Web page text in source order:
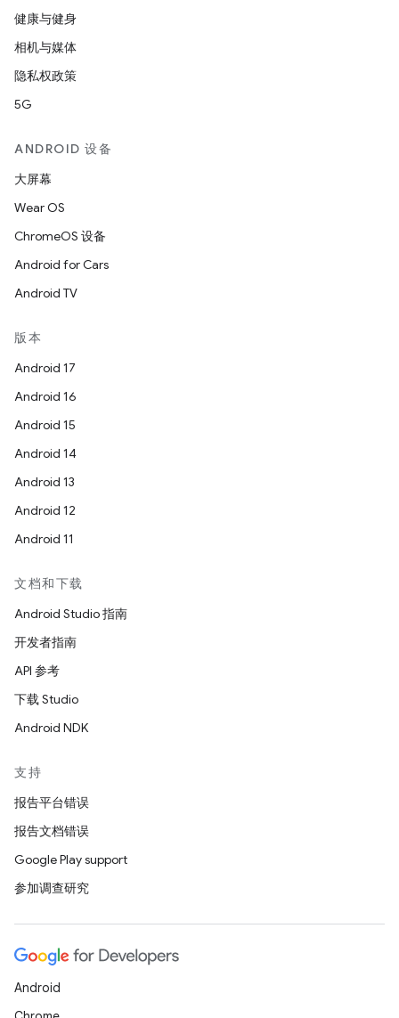
健康与健身
相机与媒体
隐私权政策
5G
ANDROID 设备
大屏幕
Wear OS
ChromeOS 设备
Android for Cars
Android TV
版本
Android 17
Android 16
Android 15
Android 14
Android 13
Android 12
Android 11
文档和下载
Android Studio 指南
开发者指南
API 参考
下载 Studio
Android NDK
支持
报告平台错误
报告文档错误
Google Play support
参加调查研究
Android